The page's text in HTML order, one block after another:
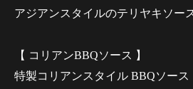
アジアンスタイルのテリヤキソー
【 コリアンBBQソース 】
特製コリアンスタイル BBQソース